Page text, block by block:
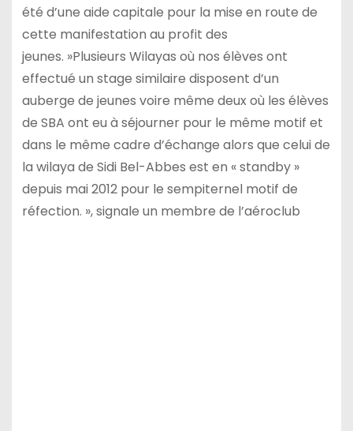
été d’une aide capitale pour la mise en route de
cette manifestation au profit des
jeunes. »Plusieurs Wilayas où nos élèves ont
effectué un stage similaire disposent d’un
auberge de jeunes voire même deux où les élèves
de SBA ont eu à séjourner pour le même motif et
dans le même cadre d’échange alors que celui de
la wilaya de Sidi Bel-Abbes est en « standby »
depuis mai 2012 pour le sempiternel motif de
réfection. », signale un membre de l’aéroclub